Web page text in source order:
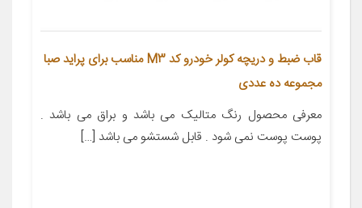
قاب ضبط و دریچه کولر خودرو کد M3 مناسب برای پراید صبا
مجموعه ده عددی
معرفی محصول رنگ متالیک می باشد و براق می باشد .
پوست پوست نمی شود . قابل شستشو می باشد […]